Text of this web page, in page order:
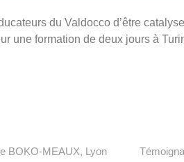
du Valdocco d’être
une formation de deux jours à
BOKO-MEAUX, Lyon T